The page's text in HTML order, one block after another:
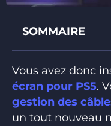
SOMMAIRE
Vous avez donc
écran pour PS5.
gestion des
un tout nouveau